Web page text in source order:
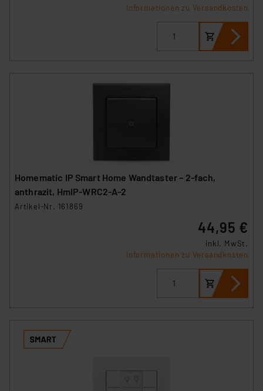
Informationen zu Versandkosten
Homematic IP Smart Home Wandtaster – 2-fach,
anthrazit, HmIP-WRC2-A-2
Artikel-Nr. 161869
44,95 €
inkl. MwSt.
Informationen zu Versandkosten